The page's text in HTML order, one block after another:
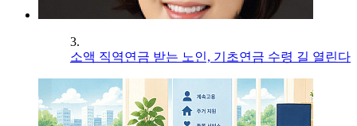
3.
소액 직역연금 받는 노인, 기초연금 수령 길 열린다